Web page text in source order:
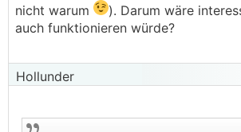
nicht warum
). Darum wäre
auch funktionieren würde?
Hollunder